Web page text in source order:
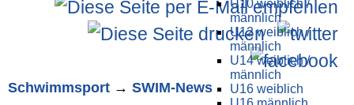
U10 weiblich /
männlich
U12 weiblich /
männlich
U14 weiblich /
männlich
U16 weiblich
Schwimm­sport → SWIM-News